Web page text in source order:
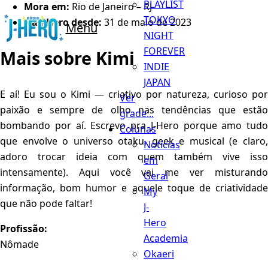
Menu
PLAYLIST
TOKYO
NIGHT
FOREVER
INDIE
JAPAN
Ver
grade...
Colunas
Notícias
em
Geral
My
J-
Hero
Academia
Okaeri
Mora em: Rio de Janeiro – RJ
Na J-Hero desde: 31 de maio de 2023
Mais sobre Kimi
E aí! Eu sou o Kimi — criativo por natureza, curioso por
paixão e sempre de olho nas tendências que estão
bombando por aí. Escrevo pra J-Hero porque amo tudo
que envolve o universo otaku, geek e musical (e claro,
adoro trocar ideia com quem também vive isso
intensamente). Aqui você vai me ver misturando
informação, bom humor e aquele toque de criatividade
que não pode faltar!
Profissão:
Nômade